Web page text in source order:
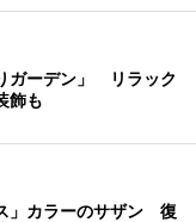
ガーデン」 リラック
飾も
」カラーのサザン 復